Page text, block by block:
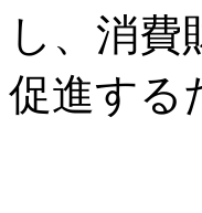
し、消
促進する